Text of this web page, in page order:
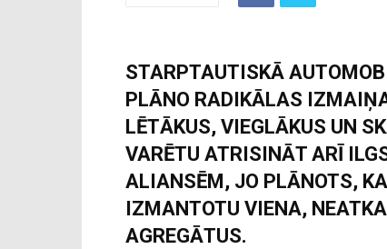
STARPTAUTISKĀ
PLĀNO RADIKĀLAS
LĒTĀKUS, VIEGLĀKUS UN
VARĒTU ATRISINĀT ARĪ
ALIANSĒM, JO PLĀNOTS,
IZMANTOTU VIENA,
AGREGĀTUS.